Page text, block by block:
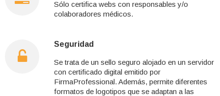
Sólo certifica webs con responsables y/o
colaboradores médicos.
Seguridad
Se trata de un sello seguro alojado en un servidor
con certificado digital emitido por
FirmaProfessional. Además, permite diferentes
formatos de logotipos que se adaptan a las